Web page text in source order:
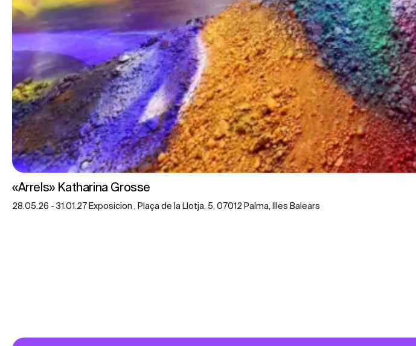
«Arrels» Katharina Grosse
28.05.26 - 31.01.27 Exposicion , Plaça de la Llotja, 5, 07012 Palma, Illes Balears